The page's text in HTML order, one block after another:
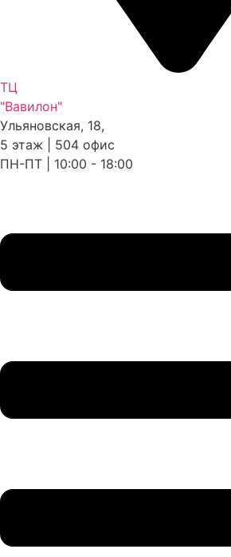
ТЦ
"Вавилон"
Ульяновская, 18,
5 этаж | 504 офис
ПН-ПТ | 10:00 - 18:00